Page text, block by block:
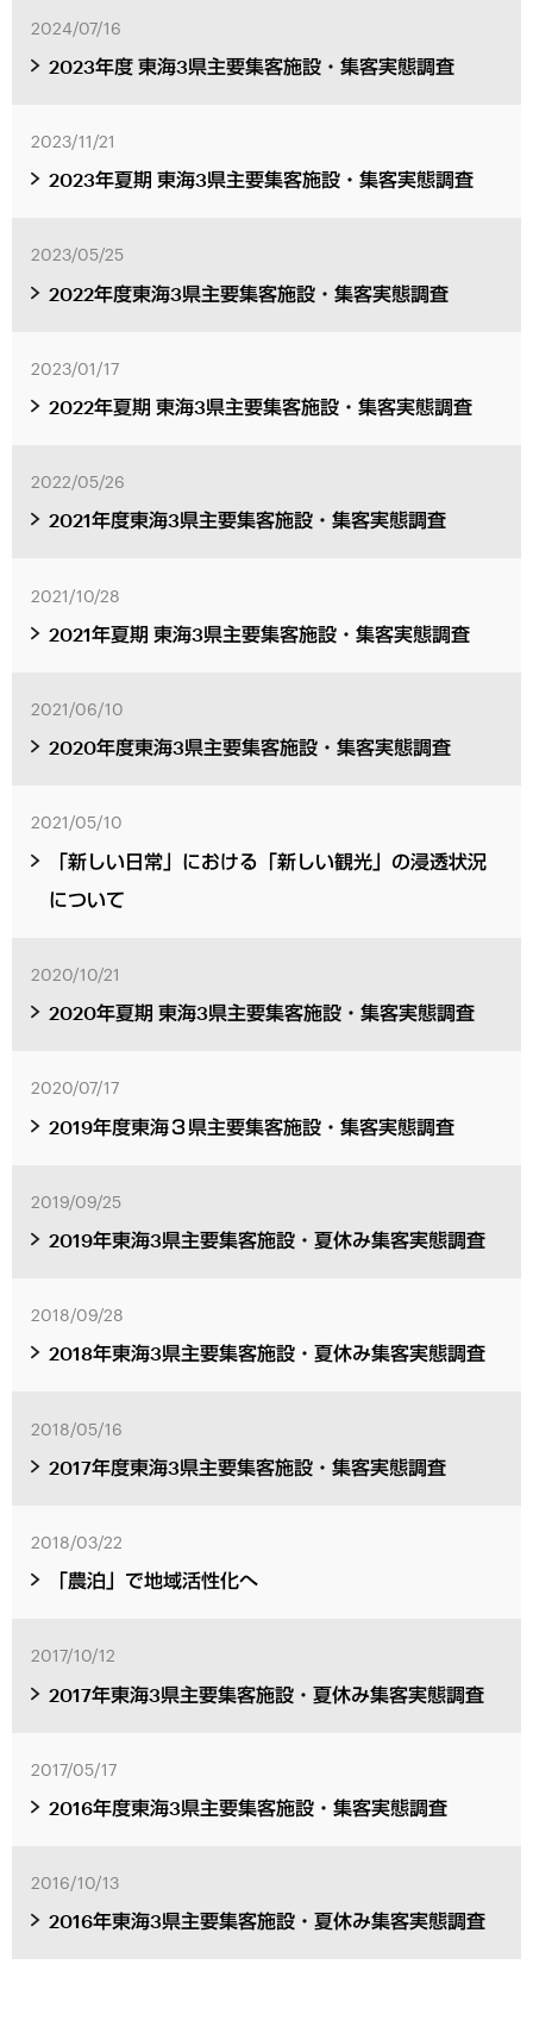
2024/07/16
2023年度 東海3県主要集客施設・集客実態調査
2023/11/21
2023年夏期 東海3県主要集客施設・集客実態調査
2023/05/25
2022年度東海3県主要集客施設・集客実態調査
2023/01/17
2022年夏期 東海3県主要集客施設・集客実態調査
2022/05/26
2021年度東海3県主要集客施設・集客実態調査
2021/10/28
2021年夏期 東海3県主要集客施設・集客実態調査
2021/06/10
2020年度東海3県主要集客施設・集客実態調査
2021/05/10
「新しい日常」における「新しい観光」の浸透状況
について
2020/10/21
2020年夏期 東海3県主要集客施設・集客実態調査
2020/07/17
2019年度東海３県主要集客施設・集客実態調査
2019/09/25
2019年東海3県主要集客施設・夏休み集客実態調査
2018/09/28
2018年東海3県主要集客施設・夏休み集客実態調査
2018/05/16
2017年度東海3県主要集客施設・集客実態調査
2018/03/22
「農泊」で地域活性化へ
2017/10/12
2017年東海3県主要集客施設・夏休み集客実態調査
2017/05/17
2016年度東海3県主要集客施設・集客実態調査
2016/10/13
2016年東海3県主要集客施設・夏休み集客実態調査